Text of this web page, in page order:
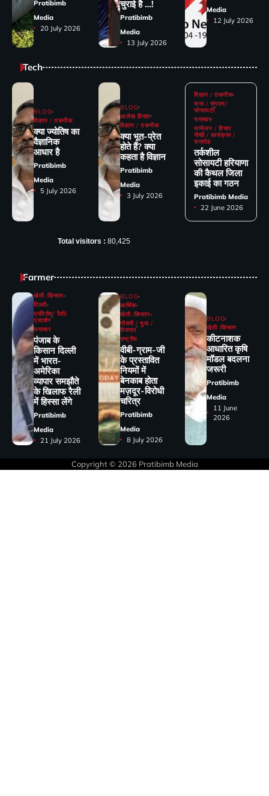
Pratibimb
Media
20 July 2026
चुराई है …!
Pratibimb
Media
13 July 2026
Media
12 July 2026
Tech
BLOG
विज्ञान / तकनीक
क्या ज्योतिष का
वैज्ञानिक
आधार है
Pratibimb
Media
5 July 2026
BLOG
आलेख विचार
विज्ञान / तकनीक
क्या भूत-प्रेत
होते हैं? क्या
कहता है विज्ञान
Pratibimb
Media
3 July 2026
विज्ञान / तकनीक
सभा / संगठन/
सोसायटी
समाचार
सम्मेलन / विचार
गोष्ठी / कार्यक्रम /
समारोह
तर्कशील
सोसायटी हरियाणा
की कैथल जिला
इकाई का गठन
Pratibimb Media
22 June 2026
Total visitors : 80,425
Farmer
खेती /किसान
दिल्ली
प्रतिरोध/ रैली/
प्रदर्शन
समाचार
पंजाब के
किसान दिल्ली
में भारत-
अमेरिका
व्यापार समझौते
के खिलाफ रैली
में हिस्सा लेंगे
Pratibimb
Media
21 July 2026
BLOG
आर्थिक
खेती /किसान
नौकरी / युवा /
रोजगार
राष्ट्रीय
वीबी-ग्राम-जी
के प्रस्तावित
नियमों में
बेनकाब होता
मज़दूर-विरोधी
चरित्र
Pratibimb
Media
8 July 2026
BLOG
खेती /किसान
कीटनाशक
आधारित कृषि
मॉडल बदलना
जरूरी
Pratibimb
Media
11 June
2026
Copyright © 2026 Pratibimb Media